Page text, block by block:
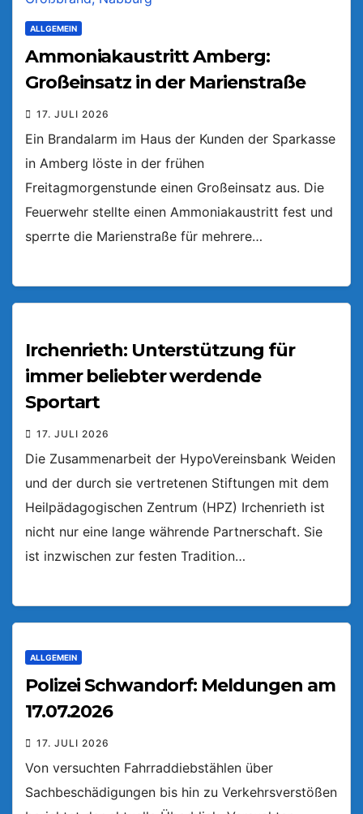
ALLGEMEIN
Ammoniakaustritt Amberg:
Großeinsatz in der Marienstraße
17. JULI 2026
Ein Brandalarm im Haus der Kunden der Sparkasse
in Amberg löste in der frühen
Freitagmorgenstunde einen Großeinsatz aus. Die
Feuerwehr stellte einen Ammoniakaustritt fest und
sperrte die Marienstraße für mehrere…
Irchenrieth: Unterstützung für
immer beliebter werdende
Sportart
17. JULI 2026
Die Zusammenarbeit der HypoVereinsbank Weiden
und der durch sie vertretenen Stiftungen mit dem
Heilpädagogischen Zentrum (HPZ) Irchenrieth ist
nicht nur eine lange währende Partnerschaft. Sie
ist inzwischen zur festen Tradition…
ALLGEMEIN
Polizei Schwandorf: Meldungen am
17.07.2026
17. JULI 2026
Von versuchten Fahrraddiebstählen über
Sachbeschädigungen bis hin zu Verkehrsverstößen